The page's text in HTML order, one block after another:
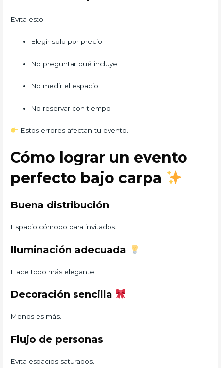
Evita esto:
Elegir solo por precio
No preguntar qué incluye
No medir el espacio
No reservar con tiempo
Estos errores afectan tu evento.
Cómo lograr un evento
perfecto bajo carpa
Buena distribución
Espacio cómodo para invitados.
Iluminación adecuada
Hace todo más elegante.
Decoración sencilla
Menos es más.
Flujo de personas
Evita espacios saturados.